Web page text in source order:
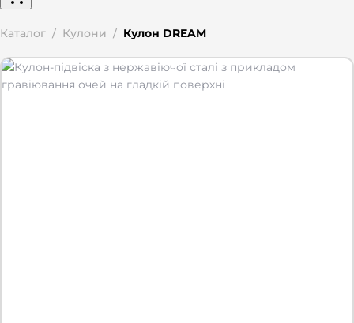
Каталог / Кулони / Кулон DREAM